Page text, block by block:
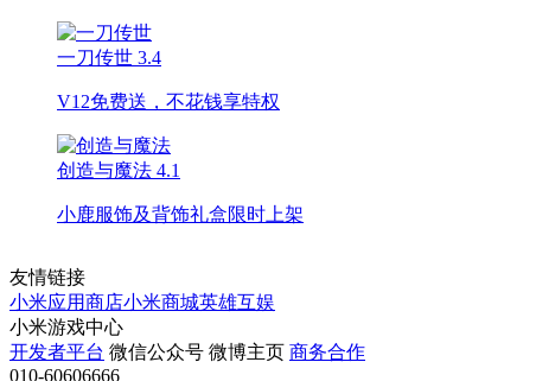
一刀传世 3.4
V12免费送，不花钱享特权
创造与魔法 4.1
小鹿服饰及背饰礼盒限时上架
友情链接
小米应用商店小米商城英雄互娱
小米游戏中心
开发者平台 微信公众号 微博主页 商务合作
010-60606666